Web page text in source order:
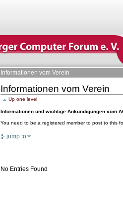
Informationen vom Verein
Informationen vom Verein
Document
Actions
Up one level
Informationen und wichtige Ankündigungen vom
You need to be a registered member to post to this
jump to
No Entries Found